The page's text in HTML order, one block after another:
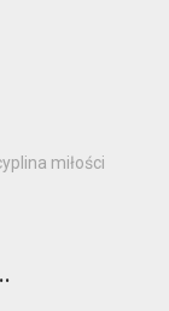
miłości